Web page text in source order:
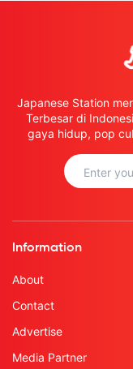
Japanese Station
Terbesar di
gaya hidup, pop
Information
About
Contact
Advertise
Media Partner